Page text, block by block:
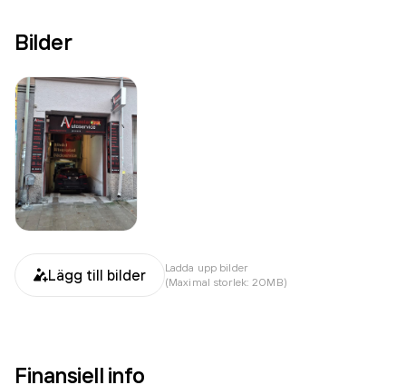
Bilder
Lägg till bilder
Ladda upp bilder
(Maximal storlek: 20MB)
Finansiell info